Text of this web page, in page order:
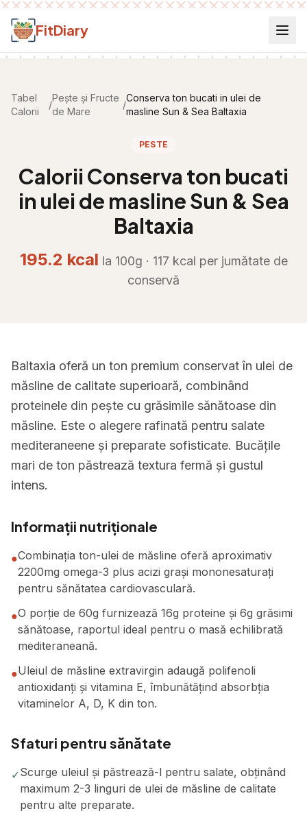
Salt la conținut
FitDiary
Tabel
Calorii
/
Pește și Fructe
de Mare
/
Conserva ton bucati in ulei de
masline Sun & Sea Baltaxia
PESTE
Calorii Conserva ton bucati
in ulei de masline Sun & Sea
Baltaxia
195.2 kcal la 100g · 117 kcal per jumătate de
conservă
Baltaxia oferă un ton premium conservat în ulei de
măsline de calitate superioară, combinând
proteinele din pește cu grăsimile sănătoase din
măsline. Este o alegere rafinată pentru salate
mediteraneene și preparate sofisticate. Bucățile
mari de ton păstrează textura fermă și gustul
intens.
Informații nutriționale
●Combinația ton-ulei de măsline oferă aproximativ
2200mg omega-3 plus acizi grași mononesaturați
pentru sănătatea cardiovasculară.
●O porție de 60g furnizează 16g proteine și 6g grăsimi
sănătoase, raportul ideal pentru o masă echilibrată
mediteraneană.
●Uleiul de măsline extravirgin adaugă polifenoli
antioxidanți și vitamina E, îmbunătățind absorbția
vitaminelor A, D, K din ton.
Sfaturi pentru sănătate
✓Scurge uleiul și păstrează-l pentru salate, obținând
maximum 2-3 linguri de ulei de măsline de calitate
pentru alte preparate.